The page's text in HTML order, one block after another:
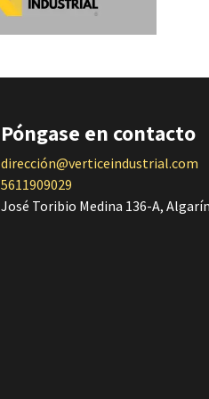
Póngase en contacto
dirección@verticeindustrial.com
5611909029
José Toribio Medina 136-A,